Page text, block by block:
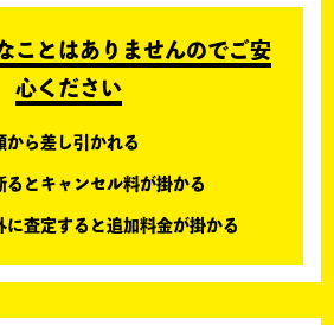
ことはありませんのでご安
心ください
から差し引かれる
るとキャンセル料が掛かる
に査定すると追加料金が掛かる